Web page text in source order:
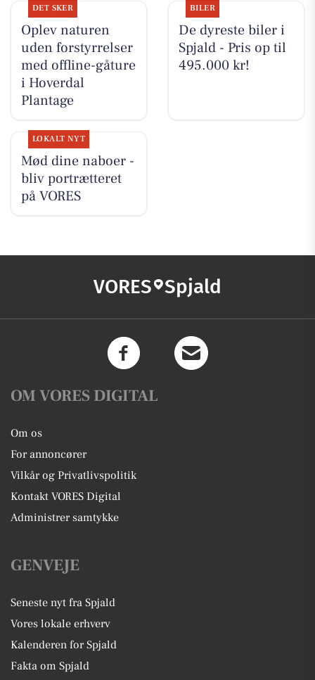
DET SKER
Oplev naturen
uden forstyrrelser
med offline-gåture
i Hoverdal
Plantage
BILER
De dyreste biler i
Spjald - Pris op til
495.000 kr!
LOKALT NYT
Mød dine naboer -
bliv portrætteret
på VORES
VORES Spjald
OM VORES DIGITAL
Om os
For annoncører
Vilkår og Privatlivspolitik
Kontakt VORES Digital
Administrer samtykke
GENVEJE
Seneste nyt fra Spjald
Vores lokale erhverv
Kalenderen for Spjald
Fakta om Spjald